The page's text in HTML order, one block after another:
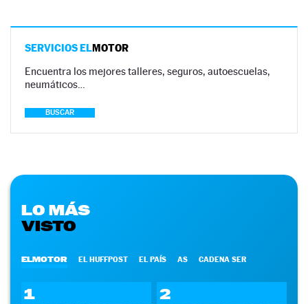
SERVICIOS ELMOTOR
Encuentra los mejores talleres, seguros, autoescuelas,
neumáticos…
BUSCAR
LO MÁS
VISTO
ELMOTOR EL HUFFPOST EL PAÍS AS CADENA SER
1 2